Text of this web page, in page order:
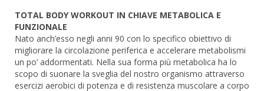
TOTAL BODY WORKOUT IN CHIAVE METABOLICA E
FUNZIONALE
Nato anch’esso negli anni 90 con lo specifico obiettivo di
migliorare la circolazione periferica e accelerare metabolismi
un po’ addormentati. Nella sua forma più metabolica ha lo
scopo di suonare la sveglia del nostro organismo attraverso
esercizi aerobici di potenza e di resistenza muscolare a corpo